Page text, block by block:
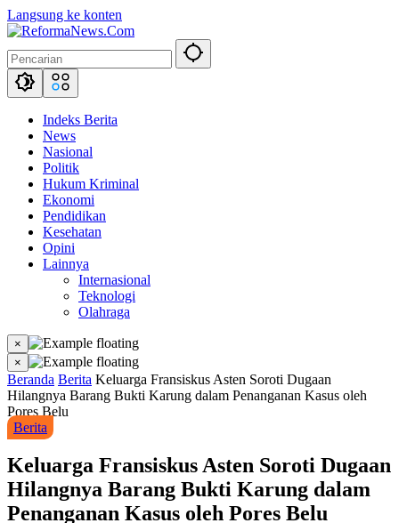
Langsung ke konten
Indeks Berita
News
Nasional
Politik
Hukum Kriminal
Ekonomi
Pendidikan
Kesehatan
Opini
Lainnya
Internasional
Teknologi
Olahraga
×
×
Beranda Berita Keluarga Fransiskus Asten Soroti Dugaan
Hilangnya Barang Bukti Karung dalam Penanganan Kasus oleh
Pores Belu
Berita
Keluarga Fransiskus Asten Soroti Dugaan
Hilangnya Barang Bukti Karung dalam
Penanganan Kasus oleh Pores Belu